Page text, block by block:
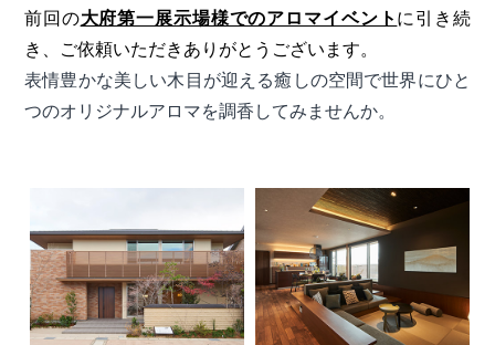
前回の大府第一展示場様でのアロマイベント に引き続
き、ご依頼いただきありがとうございます。
表情豊かな美しい木目が迎える癒しの空間で世界にひと
つのオリジナルアロマを調香してみませんか。